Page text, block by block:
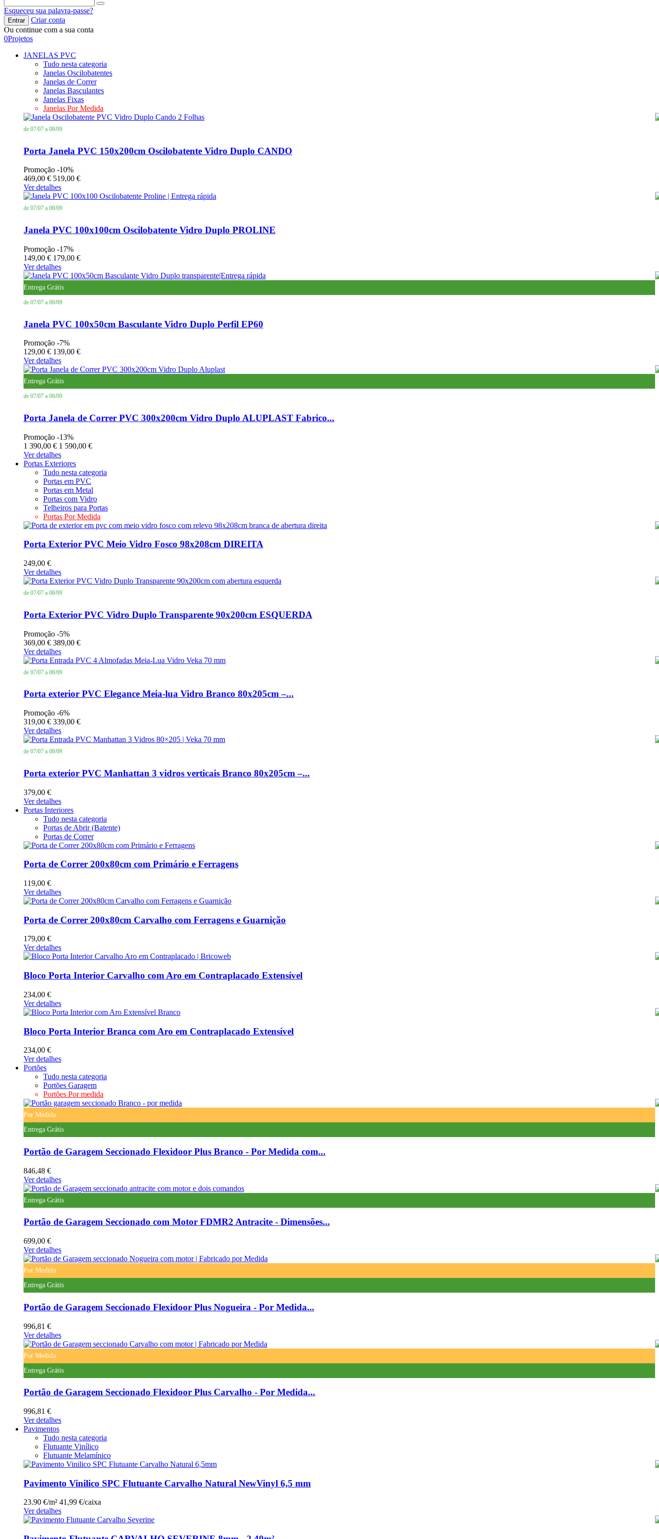
Esqueceu sua palavra-passe?
Entrar
Criar conta
Ou continue com a sua conta
0Projetos
JANELAS PVC
Tudo nesta categoria
Janelas Oscilobatentes
Janelas de Correr
Janelas Basculantes
Janelas Fixas
Janelas Por Medida
de 07/07 a 08/09
Porta Janela PVC 150x200cm Oscilobatente Vidro Duplo CANDO
Promoção -10%
469,00 € 519,00 €
Ver detalhes
de 07/07 a 08/09
Janela PVC 100x100cm Oscilobatente Vidro Duplo PROLINE
Promoção -17%
149,00 € 179,00 €
Ver detalhes
Entrega Grátis
de 07/07 a 08/09
Janela PVC 100x50cm Basculante Vidro Duplo Perfil EP60
Promoção -7%
129,00 € 139,00 €
Ver detalhes
Entrega Grátis
de 07/07 a 08/09
Porta Janela de Correr PVC 300x200cm Vidro Duplo ALUPLAST Fabrico...
Promoção -13%
1 390,00 € 1 590,00 €
Ver detalhes
Portas Exteriores
Tudo nesta categoria
Portas em PVC
Portas em Metal
Portas com Vidro
Telheiros para Portas
Portas Por Medida
Porta Exterior PVC Meio Vidro Fosco 98x208cm DIREITA
249,00 €
Ver detalhes
de 07/07 a 08/09
Porta Exterior PVC Vidro Duplo Transparente 90x200cm ESQUERDA
Promoção -5%
369,00 € 389,00 €
Ver detalhes
de 07/07 a 08/09
Porta exterior PVC Elegance Meia-lua Vidro Branco 80x205cm –...
Promoção -6%
319,00 € 339,00 €
Ver detalhes
de 07/07 a 08/09
Porta exterior PVC Manhattan 3 vidros verticais Branco 80x205cm –...
379,00 €
Ver detalhes
Portas Interiores
Tudo nesta categoria
Portas de Abrir (Batente)
Portas de Correr
Porta de Correr 200x80cm com Primário e Ferragens
119,00 €
Ver detalhes
Porta de Correr 200x80cm Carvalho com Ferragens e Guarnição
179,00 €
Ver detalhes
Bloco Porta Interior Carvalho com Aro em Contraplacado Extensível
234,00 €
Ver detalhes
Bloco Porta Interior Branca com Aro em Contraplacado Extensível
234,00 €
Ver detalhes
Portões
Tudo nesta categoria
Portões Garagem
Portões Por medida
Por Medida
Entrega Grátis
Portão de Garagem Seccionado Flexidoor Plus Branco - Por Medida com...
846,48 €
Ver detalhes
Entrega Grátis
Portão de Garagem Seccionado com Motor FDMR2 Antracite - Dimensões...
699,00 €
Ver detalhes
Por Medida
Entrega Grátis
Portão de Garagem Seccionado Flexidoor Plus Nogueira - Por Medida...
996,81 €
Ver detalhes
Por Medida
Entrega Grátis
Portão de Garagem Seccionado Flexidoor Plus Carvalho - Por Medida...
996,81 €
Ver detalhes
Pavimentos
Tudo nesta categoria
Flutuante Vinílico
Flutuante Melamínico
Pavimento Vinilico SPC Flutuante Carvalho Natural NewVinyl 6,5 mm
23.90 €/m² 41,99 €/caixa
Ver detalhes